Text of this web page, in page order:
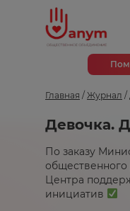
Главная / Журнал /
Девочка.
По заказу
Центра
инициатив